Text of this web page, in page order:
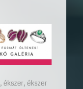
,ékszer, ékszer